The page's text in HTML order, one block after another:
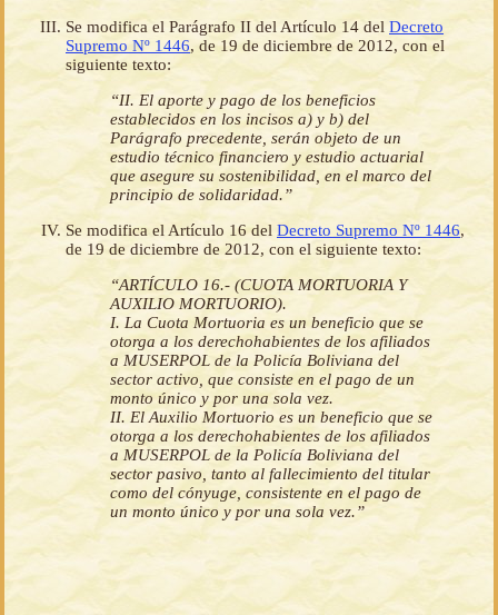
Se modifica el Parágrafo II del Artículo 14 del Decreto
Supremo Nº 1446, de 19 de diciembre de 2012, con el
siguiente texto:
“II. El aporte y pago de los beneficios
establecidos en los incisos a) y b) del
Parágrafo precedente, serán objeto de un
estudio técnico financiero y estudio actuarial
que asegure su sostenibilidad, en el marco del
principio de solidaridad.”
Se modifica el Artículo 16 del Decreto Supremo Nº 1446,
de 19 de diciembre de 2012, con el siguiente texto:
“ARTÍCULO 16.- (CUOTA MORTUORIA Y
AUXILIO MORTUORIO).
I. La Cuota Mortuoria es un beneficio que se
otorga a los derechohabientes de los afiliados
a MUSERPOL de la Policía Boliviana del
sector activo, que consiste en el pago de un
monto único y por una sola vez.
II. El Auxilio Mortuorio es un beneficio que se
otorga a los derechohabientes de los afiliados
a MUSERPOL de la Policía Boliviana del
sector pasivo, tanto al fallecimiento del titular
como del cónyuge, consistente en el pago de
un monto único y por una sola vez.”